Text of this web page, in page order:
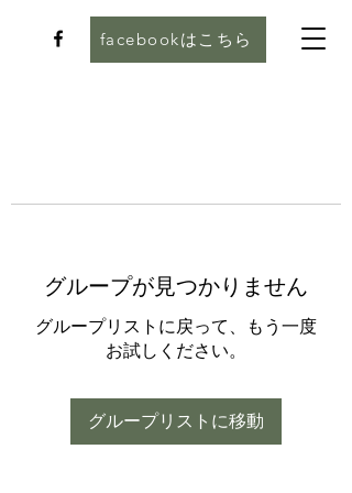
facebookはこちら
グループが見つかりません
グループリストに戻って、もう一度
お試しください。
グループリストに移動